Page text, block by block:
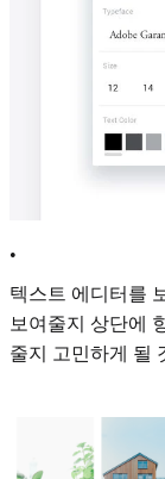
•
텍스트 에디터를
보여줄지 상단에
줄지 고민하게 될